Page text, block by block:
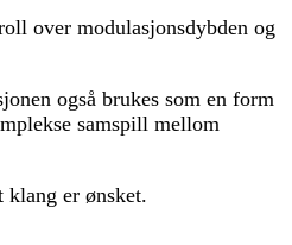
over modulasjonsdybden og
også brukes som en form
samspill mellom
er ønsket.